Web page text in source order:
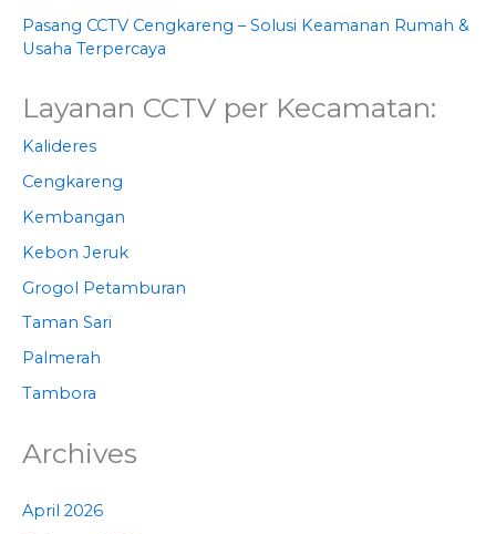
Pasang CCTV Cengkareng – Solusi Keamanan Rumah &
Usaha Terpercaya
Layanan CCTV per Kecamatan:
Kalideres
Cengkareng
Kembangan
Kebon Jeruk
Grogol Petamburan
Taman Sari
Palmerah
Tambora
Archives
April 2026